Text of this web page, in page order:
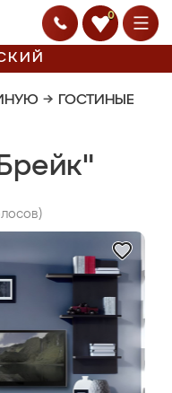
0
→ ГОСТИНЫЕ